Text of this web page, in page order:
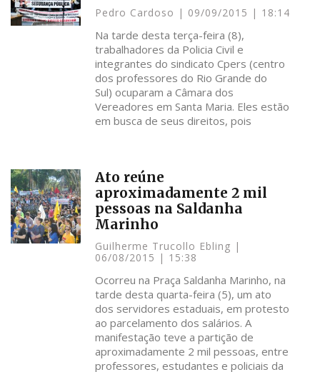
Pedro Cardoso 09/09/2015 18:14
Na tarde desta terça-feira (8),
trabalhadores da Policia Civil e
integrantes do sindicato Cpers (centro
dos professores do Rio Grande do
Sul) ocuparam a Câmara dos
Vereadores em Santa Maria. Eles estão
em busca de seus direitos, pois
Ato reúne
aproximadamente 2 mil
pessoas na Saldanha
Marinho
Guilherme Trucollo Ebling
06/08/2015
15:38
Ocorreu na Praça Saldanha Marinho, na
tarde desta quarta-feira (5), um ato
dos servidores estaduais, em protesto
ao parcelamento dos salários. A
manifestação teve a partição de
aproximadamente 2 mil pessoas, entre
professores, estudantes e policiais da